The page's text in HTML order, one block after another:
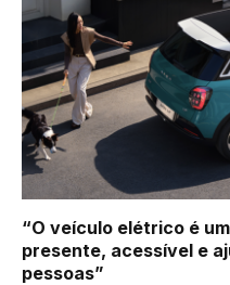
“O veículo elétrico é
presente, acessível e
pessoas”